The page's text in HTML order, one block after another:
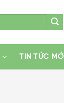
TIN TỨC MỚI